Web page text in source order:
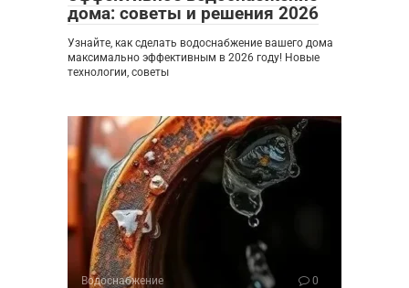
дома: советы и решения 2026
Узнайте, как сделать водоснабжение вашего дома
максимально эффективным в 2026 году! Новые
технологии, советы
Водоснабжение 0